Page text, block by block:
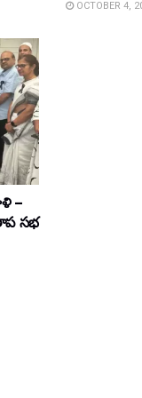
OCTOBER 4,
–
సభ